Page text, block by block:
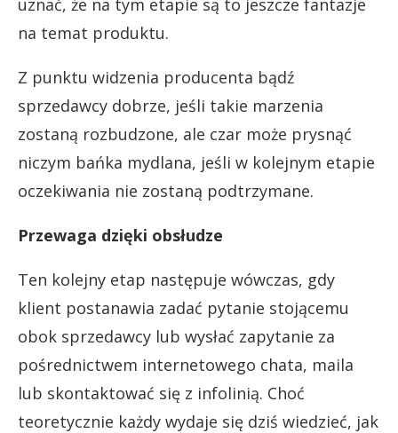
uznać, że na tym etapie są to jeszcze fantazje
na temat produktu.
Z punktu widzenia producenta bądź
sprzedawcy dobrze, jeśli takie marzenia
zostaną rozbudzone, ale czar może prysnąć
niczym bańka mydlana, jeśli w kolejnym etapie
oczekiwania nie zostaną podtrzymane.
Przewaga dzięki obsłudze
Ten kolejny etap następuje wówczas, gdy
klient postanawia zadać pytanie stojącemu
obok sprzedawcy lub wysłać zapytanie za
pośrednictwem internetowego chata, maila
lub skontaktować się z infolinią. Choć
teoretycznie każdy wydaje się dziś wiedzieć, jak